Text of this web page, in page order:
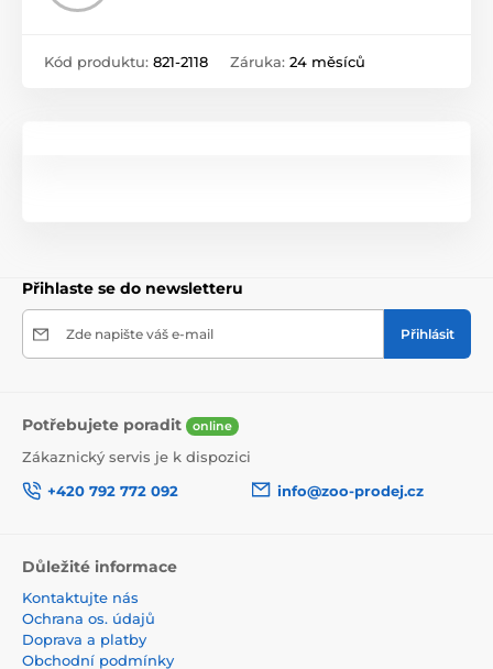
Kód produktu: 821-2118 Záruka: 24 měsíců
Přihlaste se do newsletteru
Zde napište váš e-mail Přihlásit
Potřebujete poradit online
Zákaznický servis je k dispozici
+420 792 772 092
info@zoo-prodej.cz
Důležité informace
Kontaktujte nás
Ochrana os. údajů
Doprava a platby
Obchodní podmínky